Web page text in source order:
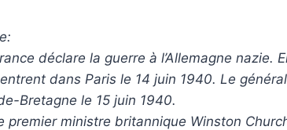
déclare la guerre à l’Allemagne nazie.
dans Paris le 14 juin 1940. Le
Bretagne le 15 juin 1940.
premier ministre britannique Winston